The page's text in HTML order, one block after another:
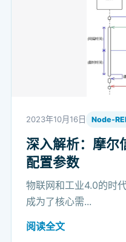
2023年10月16日 Node-
深入解析：摩
配置参数
物联网和工业4.0的时
成为了核心需...
阅读全文